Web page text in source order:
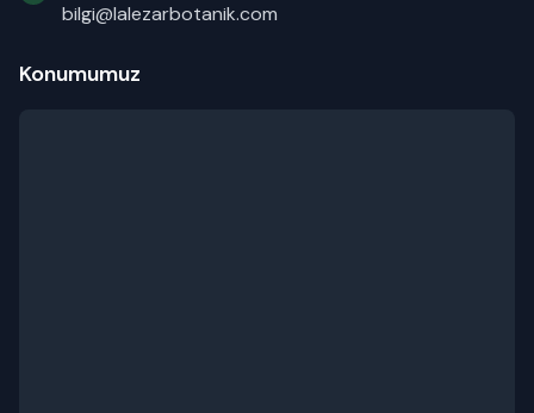
bilgi@lalezarbotanik.com
Konumumuz